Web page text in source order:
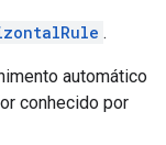
.
automático
conhecido por